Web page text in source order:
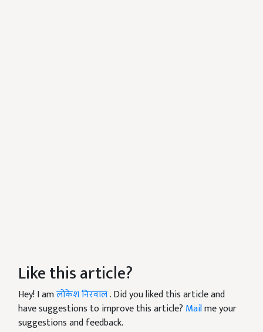
Like this article?
Hey! I amलोकेश निरवाल. Did you liked this article and
have suggestions to improve this article? Mailme your
suggestions and feedback.